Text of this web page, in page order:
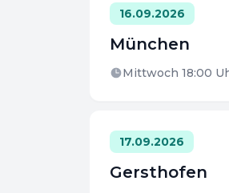
16.09.2026
München
Mittwoch 18:00
17.09.2026
Gersthofen